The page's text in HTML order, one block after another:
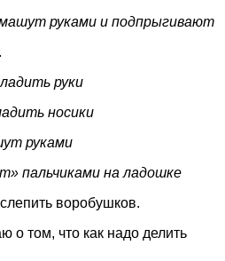
руками и подпрыгивают
руки
носики
руками
пальчиками на ладошке
воробушков.
о том, что как надо делить